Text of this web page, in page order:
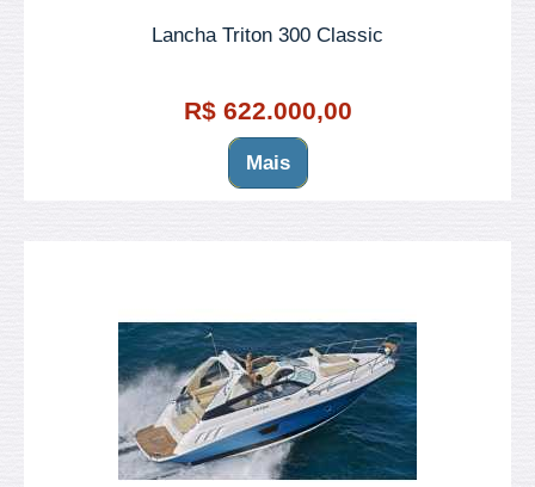
Lancha Triton 300 Classic
R$ 622.000,00
Mais